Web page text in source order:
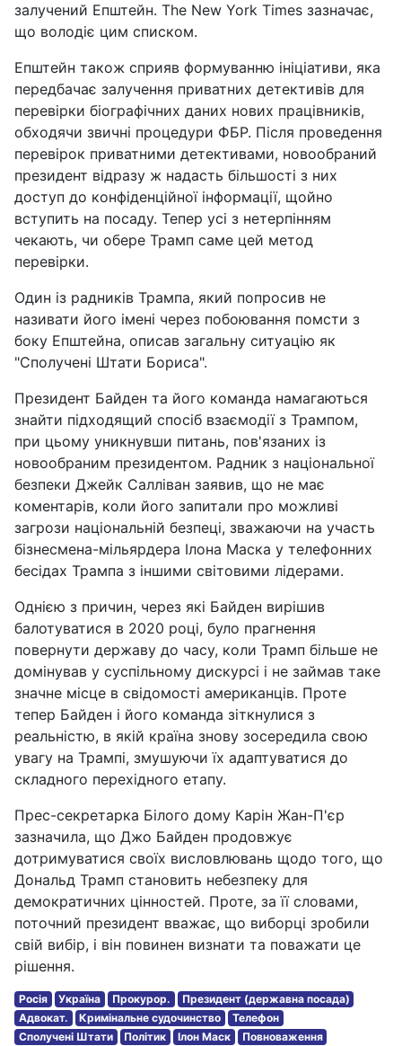
залучений Епштейн. The New York Times зазначає,
що володіє цим списком.
Епштейн також сприяв формуванню ініціативи, яка
передбачає залучення приватних детективів для
перевірки біографічних даних нових працівників,
обходячи звичні процедури ФБР. Після проведення
перевірок приватними детективами, новообраний
президент відразу ж надасть більшості з них
доступ до конфіденційної інформації, щойно
вступить на посаду. Тепер усі з нетерпінням
чекають, чи обере Трамп саме цей метод
перевірки.
Один із радників Трампа, який попросив не
називати його імені через побоювання помсти з
боку Епштейна, описав загальну ситуацію як
"Сполучені Штати Бориса".
Президент Байден та його команда намагаються
знайти підходящий спосіб взаємодії з Трампом,
при цьому уникнувши питань, пов'язаних із
новообраним президентом. Радник з національної
безпеки Джейк Салліван заявив, що не має
коментарів, коли його запитали про можливі
загрози національній безпеці, зважаючи на участь
бізнесмена-мільярдера Ілона Маска у телефонних
бесідах Трампа з іншими світовими лідерами.
Однією з причин, через які Байден вирішив
балотуватися в 2020 році, було прагнення
повернути державу до часу, коли Трамп більше не
домінував у суспільному дискурсі і не займав таке
значне місце в свідомості американців. Проте
тепер Байден і його команда зіткнулися з
реальністю, в якій країна знову зосередила свою
увагу на Трампі, змушуючи їх адаптуватися до
складного перехідного етапу.
Прес-секретарка Білого дому Карін Жан-П'єр
зазначила, що Джо Байден продовжує
дотримуватися своїх висловлювань щодо того, що
Дональд Трамп становить небезпеку для
демократичних цінностей. Проте, за її словами,
поточний президент вважає, що виборці зробили
свій вибір, і він повинен визнати та поважати це
рішення.
Росія Україна Прокурор.
Президент (державна посада)
Адвокат.
Кримінальне судочинство
Телефон
Сполучені Штати
Політик Ілон Маск Повноваження